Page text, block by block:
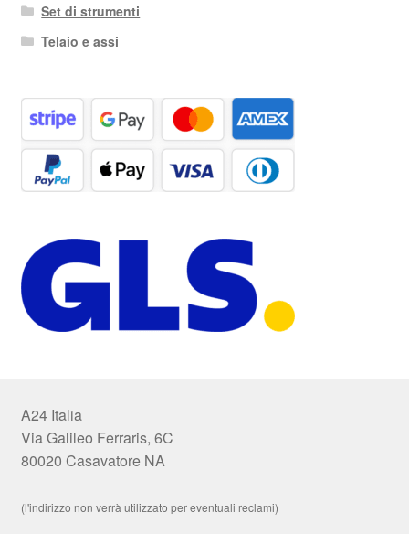
Set di strumenti
Telaio e assi
A24 Italia
Via Galileo Ferraris, 6C
80020 Casavatore NA
(l'indirizzo non verrà utilizzato per eventuali reclami)